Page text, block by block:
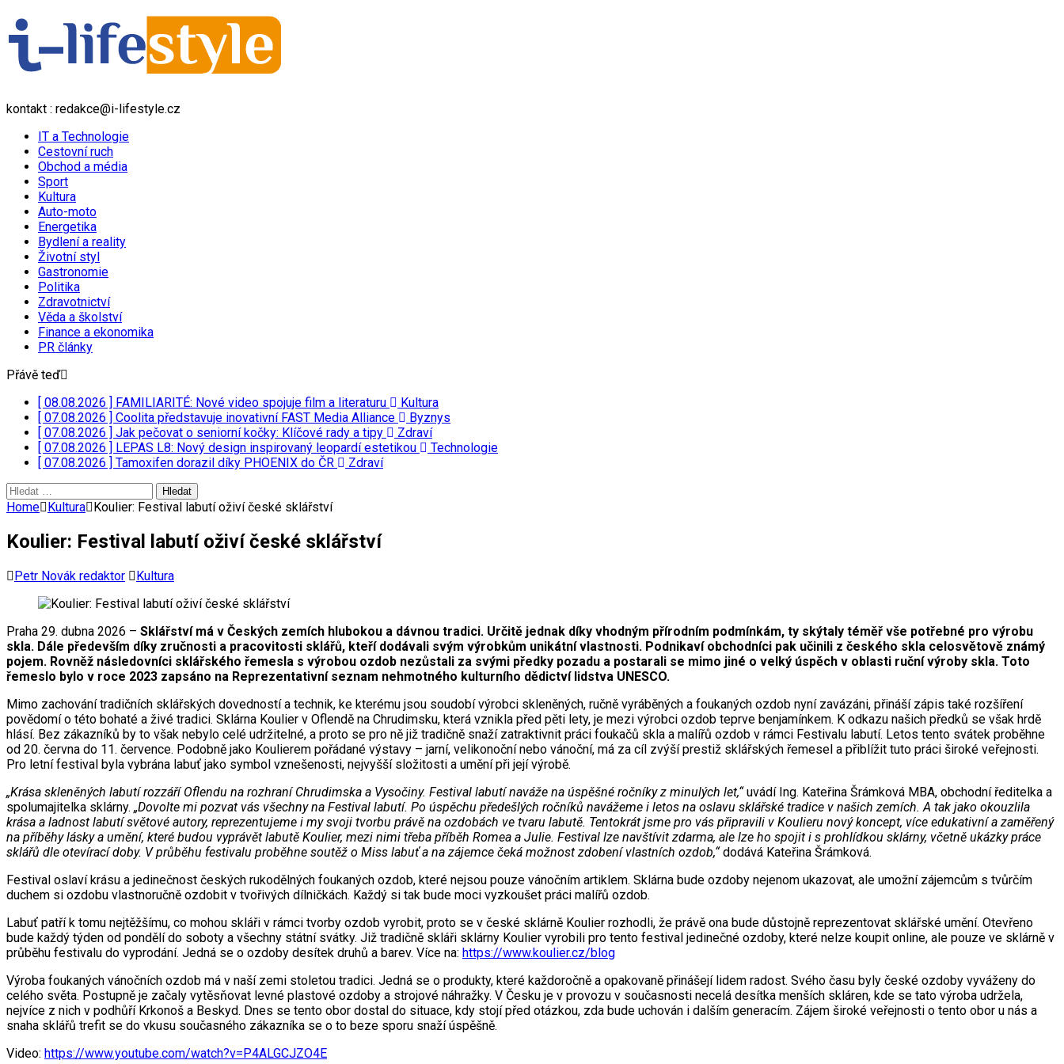
kontakt : redakce@i-lifestyle.cz
IT a Technologie
Cestovní ruch
Obchod a média
Sport
Kultura
Auto-moto
Energetika
Bydlení a reality
Životní styl
Gastronomie
Politika
Zdravotnictví
Věda a školství
Finance a ekonomika
PR články
Přávě teď
[ 08.08.2026 ] FAMILIARITÉ: Nové video spojuje film a literaturu
Kultura
[ 07.08.2026 ] Coolita představuje inovativní FAST Media Alliance
Byznys
[ 07.08.2026 ] Jak pečovat o seniorní kočky: Klíčové rady a tipy
Zdraví
[ 07.08.2026 ] LEPAS L8: Nový design inspirovaný leopardí estetikou
Technologie
[ 07.08.2026 ] Tamoxifen dorazil díky PHOENIX do ČR
Zdraví
Vyhledávání
Home Kultura Koulier: Festival labutí oživí české sklářství
Koulier: Festival labutí oživí české sklářství
Petr Novák redaktor Kultura
Praha 29. dubna 2026 – Sklářství má v Českých zemích hlubokou a dávnou tradici. Určitě jednak díky vhodným přírodním podmínkám, ty skýtaly téměř vše potřebné pro výrobu
skla. Dále především díky zručnosti a pracovitosti sklářů, kteří dodávali svým výrobkům unikátní vlastnosti. Podnikaví obchodníci pak učinili z českého skla celosvětově známý
pojem. Rovněž následovníci sklářského řemesla s výrobou ozdob nezůstali za svými předky pozadu a postarali se mimo jiné o velký úspěch v oblasti ruční výroby skla. Toto
řemeslo bylo v roce 2023 zapsáno na Reprezentativní seznam nehmotného kulturního dědictví lidstva UNESCO.
Mimo zachování tradičních sklářských dovedností a technik, ke kterému jsou soudobí výrobci skleněných, ručně vyráběných a foukaných ozdob nyní zavázáni, přináší zápis také rozšíření
povědomí o této bohaté a živé tradici. Sklárna Koulier v Oflendě na Chrudimsku, která vznikla před pěti lety, je mezi výrobci ozdob teprve benjamínkem. K odkazu našich předků se však hrdě
hlásí. Bez zákazníků by to však nebylo celé udržitelné, a proto se pro ně již tradičně snaží zatraktivnit práci foukačů skla a malířů ozdob v rámci Festivalu labutí. Letos tento svátek proběhne
od 20. června do 11. července. Podobně jako Koulierem pořádané výstavy – jarní, velikonoční nebo vánoční, má za cíl zvýší prestiž sklářských řemesel a přiblížit tuto práci široké veřejnosti.
Pro letní festival byla vybrána labuť jako symbol vznešenosti, nejvyšší složitosti a umění při její výrobě.
„Krása skleněných labutí rozzáří Oflendu na rozhraní Chrudimska a Vysočiny. Festival labutí naváže na úspěšné ročníky z minulých let,“uvádí Ing. Kateřina Šrámková MBA, obchodní ředitelka a
spolumajitelka sklárny. „Dovolte mi pozvat vás všechny na Festival labutí. Po úspěchu předešlých ročníků navážeme i letos na oslavu sklářské tradice v našich zemích. A tak jako okouzlila
krása a ladnost labutí světové autory, reprezentujeme i my svoji tvorbu právě na ozdobách ve tvaru labutě. Tentokrát jsme pro vás připravili v Koulieru nový koncept, více edukativní a zaměřený
na příběhy lásky a umění, které budou vyprávět labutě Koulier, mezi nimi třeba příběh Romea a Julie. Festival lze navštívit zdarma, ale lze ho spojit i s prohlídkou sklárny, včetně ukázky práce
sklářů dle otevírací doby. V průběhu festivalu proběhne soutěž o Miss labuť a na zájemce čeká možnost zdobení vlastních ozdob,“dodává Kateřina Šrámková.
Festival oslaví krásu a jedinečnost českých rukodělných foukaných ozdob, které nejsou pouze vánočním artiklem. Sklárna bude ozdoby nejenom ukazovat, ale umožní zájemcům s tvůrčím
duchem si ozdobu vlastnoručně ozdobit v tvořivých dílničkách. Každý si tak bude moci vyzkoušet práci malířů ozdob.
Labuť patří k tomu nejtěžšímu, co mohou skláři v rámci tvorby ozdob vyrobit, proto se v české sklárně Koulier rozhodli, že právě ona bude důstojně reprezentovat sklářské umění. Otevřeno
bude každý týden od pondělí do soboty a všechny státní svátky. Již tradičně skláři sklárny Koulier vyrobili pro tento festival jedinečné ozdoby, které nelze koupit online, ale pouze ve sklárně v
průběhu festivalu do vyprodání. Jedná se o ozdoby desítek druhů a barev. Více na: https://www.koulier.cz/blog
Výroba foukaných vánočních ozdob má v naší zemi stoletou tradici. Jedná se o produkty, které každoročně a opakovaně přinášejí lidem radost. Svého času byly české ozdoby vyváženy do
celého světa. Postupně je začaly vytěsňovat levné plastové ozdoby a strojové náhražky. V Česku je v provozu v současnosti necelá desítka menších skláren, kde se tato výroba udržela,
nejvíce z nich v podhůří Krkonoš a Beskyd. Dnes se tento obor dostal do situace, kdy stojí před otázkou, zda bude uchován i dalším generacím. Zájem široké veřejnosti o tento obor u nás a
snaha sklářů trefit se do vkusu současného zákazníka se o to beze sporu snaží úspěšně.
Video: https://www.youtube.com/watch?v=P4ALGCJZO4E